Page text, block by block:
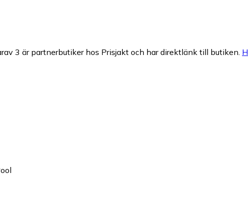
3 är partnerbutiker hos Prisjakt och har direktlänk till butiken.